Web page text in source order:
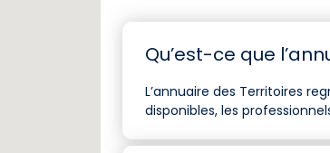
Qu’est-ce que
L’annuaire des Territoires
disponibles, les